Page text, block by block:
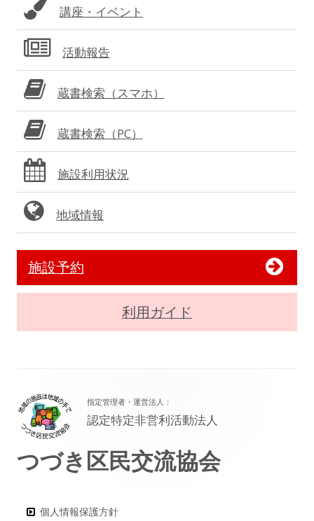
講座・イベント
活動報告
蔵書検索（スマホ）
蔵書検索（PC）
施設利用状況
地域情報
施設予約
利用ガイド
ッ
タ
ー・
ン
指定管理者・運営法人：
認定特定非営利活動法人
つづき区民交流協会
個人情報保護方針